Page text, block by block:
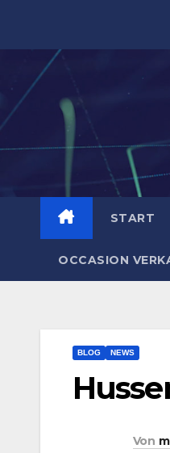
START
OCCASION
BLOG NEWS
Von